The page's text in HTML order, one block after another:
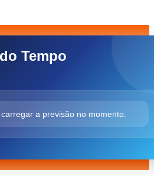
Tempo
a previsão no momento.